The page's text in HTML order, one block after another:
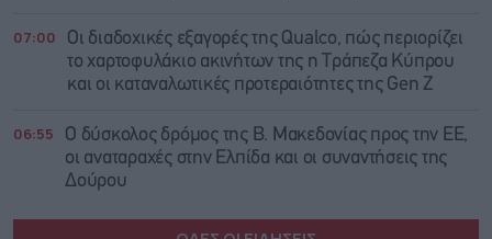
07:00
Οι διαδοχικές εξαγορές της Qualco, πώς περιορίζει
το χαρτοφυλάκιο ακινήτων της η Τράπεζα Κύπρου
και οι καταναλωτικές προτεραιότητες της Gen Z
06:55
Ο δύσκολος δρόμος της Β. Μακεδονίας προς την ΕΕ,
οι αναταραχές στην Ελπίδα και οι συναντήσεις της
Δούρου